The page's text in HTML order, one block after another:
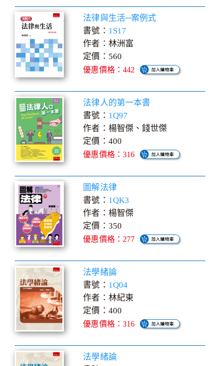
法律與生活─案例式
書號： 1S17
作者：林洲富
定價：560
優惠價格：442
法律人的第一本書
書號： 1Q97
作者：楊智傑、錢世傑
定價：400
優惠價格：316
圖解法律
書號： 1QK3
作者：楊智傑
定價：350
優惠價格：277
法學緒論
書號： 1Q04
作者：林紀東
定價：400
優惠價格：316
法學緒論